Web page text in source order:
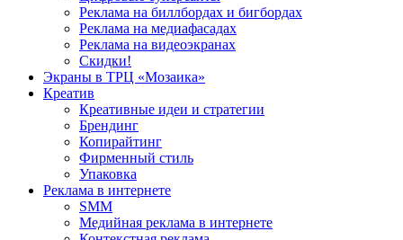
Реклама на биллбордах и бигбордах
Реклама на медиафасадах
Реклама на видеоэкранах
Скидки!
Экраны в ТРЦ «Мозаика»
Креатив
Креативные идеи и стратегии
Брендинг
Копирайтинг
Фирменный стиль
Упаковка
Реклама в интернете
SMM
Медийная реклама в интернете